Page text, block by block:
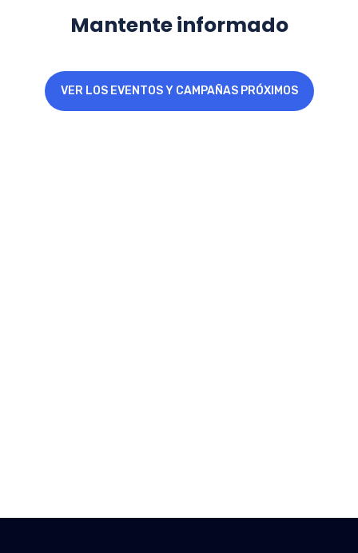
Mantente informado
VER LOS EVENTOS Y CAMPAÑAS PRÓXIMOS